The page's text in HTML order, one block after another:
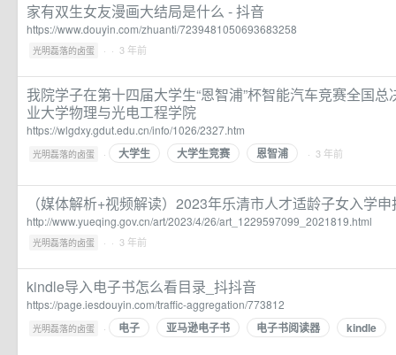
家有双生女友漫画大结局是什么 - 抖音
https://www.douyin.com/zhuanti/7239481050693683258
光明磊落的卤蛋 · · 3 年前
我院学子在第十四届大学生“恩智浦”杯智能汽车竞赛全国
业大学物理与光电工程学院
https://wlgdxy.gdut.edu.cn/info/1026/2327.htm
光明磊落的卤蛋 · 大学生 大学生竞赛 恩智浦 · 3 年前
（媒体解析+视频解读）2023年乐清市人才适龄子女入学申
http://www.yueqing.gov.cn/art/2023/4/26/art_1229597099_2021819.html
光明磊落的卤蛋 · · 3 年前
kindle导入电子书怎么看目录_抖抖音
https://page.iesdouyin.com/traffic-aggregation/773812
光明磊落的卤蛋 · 电子 亚马逊电子书 电子书阅读器 kindle